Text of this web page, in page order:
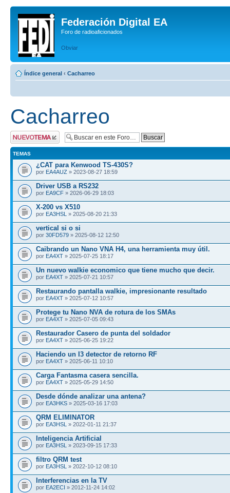
Federación Digital EA
Foro de radioaficionados
Obviar
Índice general ‹ Cacharreo
Cacharreo
Publicar un nuevo
tema
TEMAS
¿CAT para Kenwood TS-430S?
por EA4AUZ » 2023-08-27 18:59
Driver USB a RS232
por EA9CF » 2026-06-29 18:03
X-200 vs X510
por EA3HSL » 2025-08-20 21:33
vertical si o si
por 30FD579 » 2025-08-12 12:50
Caibrando un Nano VNA H4, una herramienta muy útil.
por EA4XT » 2025-07-25 18:17
Un nuevo walkie economico que tiene mucho que decir.
por EA4XT » 2025-07-21 10:57
Restaurando pantalla walkie, impresionante resultado
por EA4XT » 2025-07-12 10:57
Protege tu Nano NVA de rotura de los SMAs
por EA4XT » 2025-07-05 09:43
Restaurador Casero de punta del soldador
por EA4XT » 2025-06-25 19:22
Haciendo un I3 detector de retorno RF
por EA4XT » 2025-06-11 10:10
Carga Fantasma casera sencilla.
por EA4XT » 2025-05-29 14:50
Desde dónde analizar una antena?
por EA3HKS » 2025-03-16 17:03
QRM ELIMINATOR
por EA3HSL » 2022-01-11 21:37
Inteligencia Artificial
por EA3HSL » 2023-09-15 17:33
filtro QRM test
por EA3HSL » 2022-10-12 08:10
Interferencias en la TV
por EA2ECI » 2012-11-24 14:02